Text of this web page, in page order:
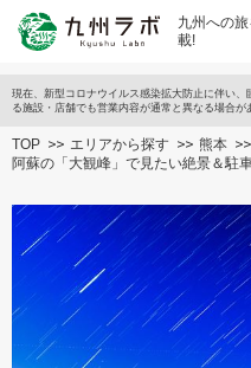
九州への
載!
現在、新型コロナウイルス感染拡大防止に伴い
る施設・店舗でも営業内容が通常と異なる場合が
TOP エリアから探す
熊本
阿蘇の「大観峰」で見たい絶景＆駐